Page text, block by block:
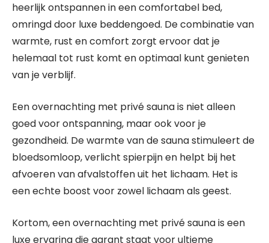
heerlijk ontspannen in een comfortabel bed,
omringd door luxe beddengoed. De combinatie van
warmte, rust en comfort zorgt ervoor dat je
helemaal tot rust komt en optimaal kunt genieten
van je verblijf.
Een overnachting met privé sauna is niet alleen
goed voor ontspanning, maar ook voor je
gezondheid. De warmte van de sauna stimuleert de
bloedsomloop, verlicht spierpijn en helpt bij het
afvoeren van afvalstoffen uit het lichaam. Het is
een echte boost voor zowel lichaam als geest.
Kortom, een overnachting met privé sauna is een
luxe ervaring die garant staat voor ultieme